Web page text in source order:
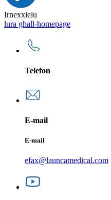
Irnexxielu
lura għall-homepage
Telefon
E-mail
E-mail
efax@launcamedical.com